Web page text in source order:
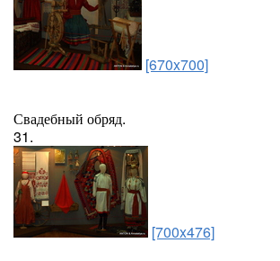
[670x700]
Свадебный обряд.
31.
[700x476]